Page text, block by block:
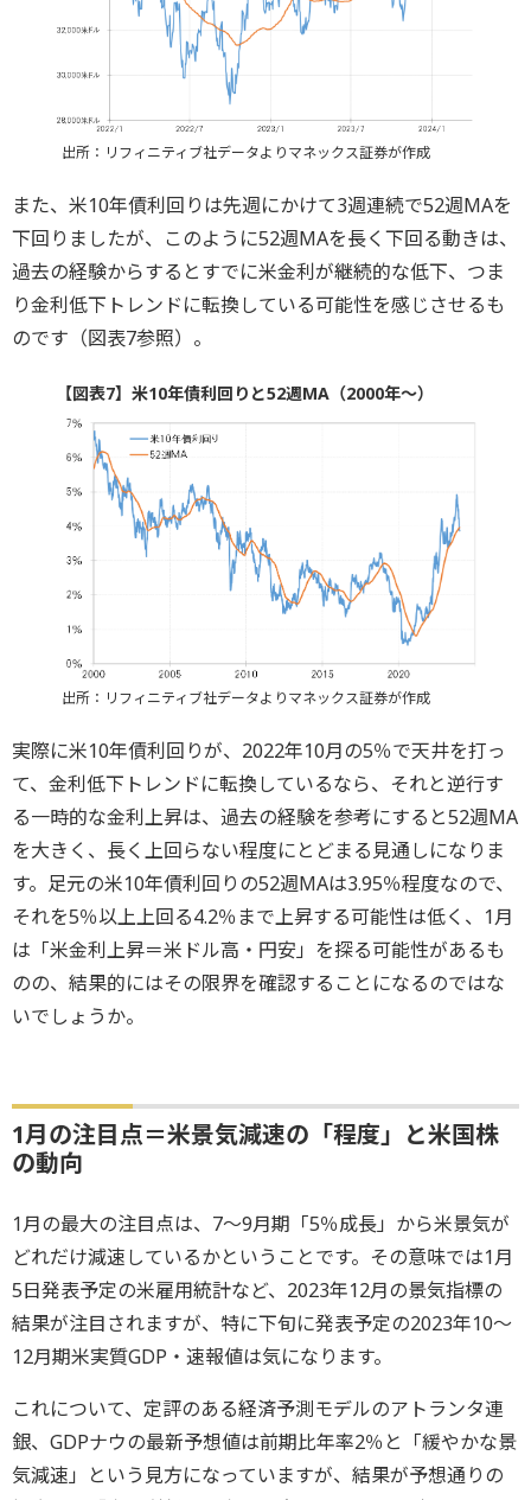
出所：リフィニティブ社データよりマネックス証券が作成
また、米10年債利回りは先週にかけて3週連続で52週MAを
下回りましたが、このように52週MAを長く下回る動きは、
過去の経験からするとすでに米金利が継続的な低下、つま
り金利低下トレンドに転換している可能性を感じさせるも
のです（図表7参照）。
【図表7】米10年債利回りと52週MA（2000年～）
出所：リフィニティブ社データよりマネックス証券が作成
実際に米10年債利回りが、2022年10月の5％で天井を打っ
て、金利低下トレンドに転換しているなら、それと逆行す
る一時的な金利上昇は、過去の経験を参考にすると52週MA
を大きく、長く上回らない程度にとどまる見通しになりま
す。足元の米10年債利回りの52週MAは3.95％程度なので、
それを5％以上上回る4.2％まで上昇する可能性は低く、1月
は「米金利上昇＝米ドル高・円安」を探る可能性があるも
のの、結果的にはその限界を確認することになるのではな
いでしょうか。
1月の注目点＝米景気減速の「程度」と米国株
の動向
1月の最大の注目点は、7～9月期「5％成長」から米景気が
どれだけ減速しているかということです。その意味では1月
5日発表予定の米雇用統計など、2023年12月の景気指標の
結果が注目されますが、特に下旬に発表予定の2023年10～
12月期米実質GDP・速報値は気になります。
これについて、定評のある経済予測モデルのアトランタ連
銀、GDPナウの最新予想値は前期比年率2％と「緩やかな景
気減速」という見方になっていますが、結果が予想通りの